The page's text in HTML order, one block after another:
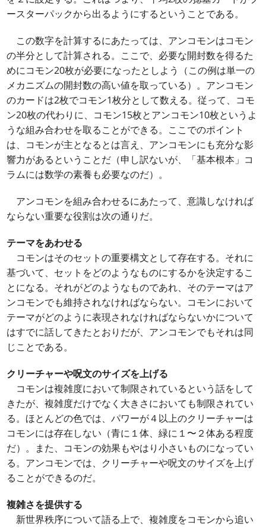
ースターパックから出るようにするということである。
この数字を計算するにあたっては、アンコモンはコモン
の半分として計算される。ここで、必要な開封数を得るた
めにコモン20枚が必要になったとしよう（この例は単一の
メカニズムの開封数の高い値を取っている）。アンコモン
のカードは2枚でコモン1枚分として数える。従って、コモ
ン20枚の代わりに、コモン15枚とアンコモン10枚というよ
うな組み合わせを取ることができる。ここでのポイント
は、コモンが主となるとは言え、アンコモンにも充分な影
響力があるということだ（申し訳ないが、「基本根本」コ
ラムには数学の素養も必要なのだ）。
アンコモンを組み合わせるにあたって、意識しなければ
ならない重要な役割は次の通りだ。
テーマをあわせる
コモンはそのセットの重要構文として存在する。それに
基づいて、セットをどのようなものにするかを決定するこ
とになる。それがどのようなものであれ、そのテーマはア
ンコモンでも維持されなければならない。コモンにおいて
テーマがどのように表現されなければならないかについて
はすでに話してきたとおりだが、アンコモンでもそれは同
じことである。
クリーチャーや呪文のサイズを上げる
コモンは複雑度において制限されているという話をして
きたが、複雑度だけでなく大きさにおいても制限されてい
る。ほとんどの色では、パワーが４以上のクリーチャーは
コモンには存在しない（青に１体、緑に１〜２体ある程度
だ）。また、コモンの効果もやはり小さいものになってい
る。アンコモンでは、クリーチャーや呪文のサイズを上げ
ることができるのだ。
複雑さを提供する
新世界秩序について語る上で、複雑度をコモンから追い